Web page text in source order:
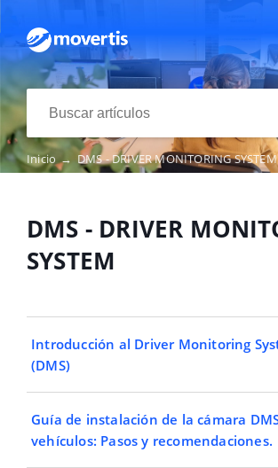
Inicio→ DMS - DRIVER MONITORING SYSTEM
DMS - DRIVER
SYSTEM
Introducción al Driver Monitoring
(DMS)
Guía de instalación de la cámara
vehículos: Pasos y recomendaciones.